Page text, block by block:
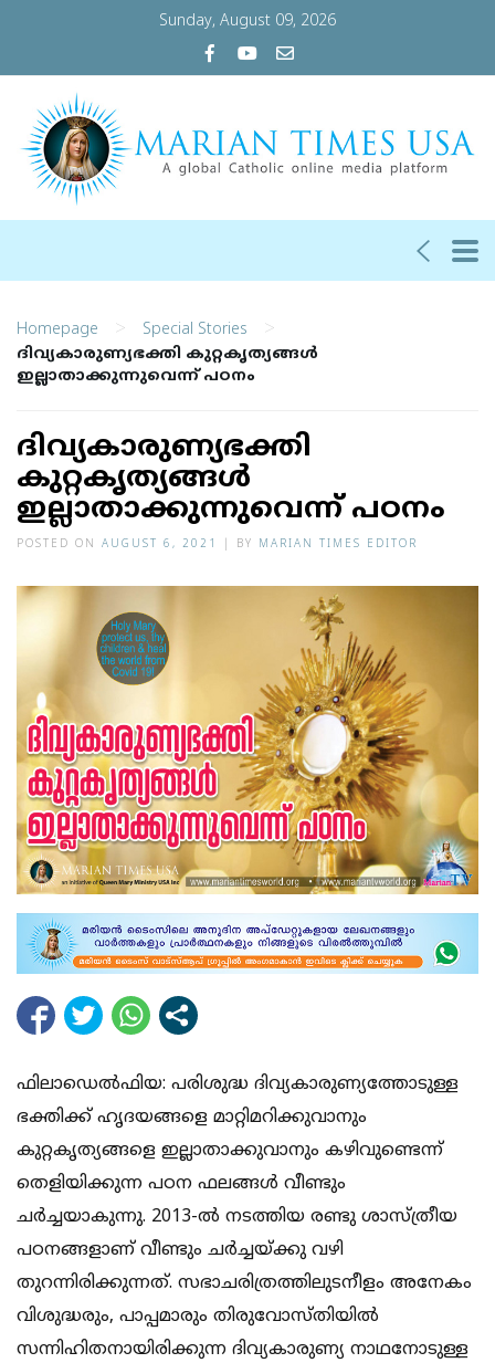
Sunday, August 09, 2026
Homepage > Special Stories >
ദിവ്യകാരുണ്യഭക്തി കുറ്റകൃത്യങ്ങള്‍
ഇല്ലാതാക്കുന്നുവെന്ന് പഠനം
ദിവ്യകാരുണ്യഭക്തി
കുറ്റകൃത്യങ്ങള്‍
ഇല്ലാതാക്കുന്നുവെന്ന് പഠനം
POSTED ON AUGUST 6, 2021 BY MARIAN TIMES EDITOR
ഫിലാഡെല്‍ഫിയ: പരിശുദ്ധ ദിവ്യകാരുണ്യത്തോടുള്ള
ഭക്തിക്ക് ഹൃദയങ്ങളെ മാറ്റിമറിക്കുവാനും
കുറ്റകൃത്യങ്ങളെ ഇല്ലാതാക്കുവാനും കഴിവുണ്ടെന്ന്
തെളിയിക്കുന്ന പഠന ഫലങ്ങള്‍ വീണ്ടും
ചര്‍ച്ചയാകുന്നു. 2013-ല്‍ നടത്തിയ രണ്ടു ശാസ്ത്രീയ
പഠനങ്ങളാണ് വീണ്ടും ചര്‍ച്ചയ്ക്കു വഴി
തുറന്നിരിക്കുന്നത്. സഭാചരിത്രത്തിലുടനീളം അനേകം
വിശുദ്ധരും, പാപ്പമാരും തിരുവോസ്തിയില്‍
സന്നിഹിതനായിരിക്കുന്ന ദിവ്യകാരുണ്യ നാഥനോടുള്ള